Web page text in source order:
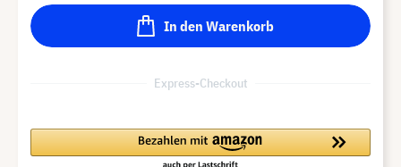
In den Warenkorb
Express-Checkout